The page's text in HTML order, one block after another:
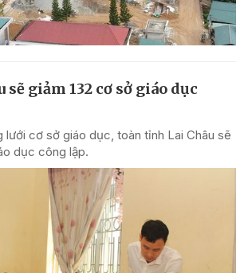
sẽ giảm 132 cơ sở giáo dục
lưới cơ sở giáo dục, toàn tỉnh Lai Châu sẽ
dục công lập.